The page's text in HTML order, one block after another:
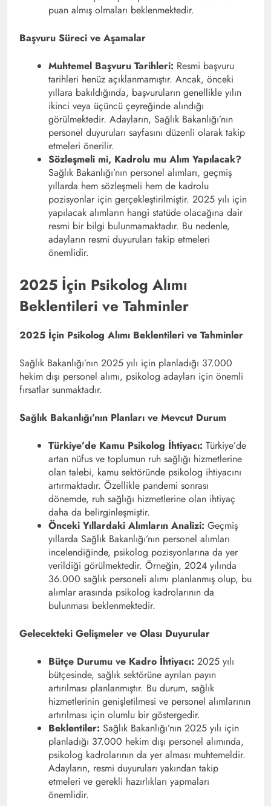
puan almış olmaları beklenmektedir.
Başvuru Süreci ve Aşamalar
Muhtemel Başvuru Tarihleri: Resmi başvuru
tarihleri henüz açıklanmamıştır. Ancak, önceki
yıllara bakıldığında, başvuruların genellikle yılın
ikinci veya üçüncü çeyreğinde alındığı
görülmektedir. Adayların, Sağlık Bakanlığı’nın
personel duyuruları sayfasını düzenli olarak takip
etmeleri önerilir.​
Sözleşmeli mi, Kadrolu mu Alım Yapılacak?
Sağlık Bakanlığı’nın personel alımları, geçmiş
yıllarda hem sözleşmeli hem de kadrolu
pozisyonlar için gerçekleştirilmiştir. 2025 yılı için
yapılacak alımların hangi statüde olacağına dair
resmi bir bilgi bulunmamaktadır. Bu nedenle,
adayların resmi duyuruları takip etmeleri
önemlidir.​
2025 İçin Psikolog Alımı
Beklentileri ve Tahminler
2025 İçin Psikolog Alımı Beklentileri ve Tahminler
Sağlık Bakanlığı’nın 2025 yılı için planladığı 37.000
hekim dışı personel alımı, psikolog adayları için önemli
fırsatlar sunmaktadır. ​
Sağlık Bakanlığı’nın Planları ve Mevcut Durum
Türkiye’de Kamu Psikolog İhtiyacı: Türkiye’de
artan nüfus ve toplumun ruh sağlığı hizmetlerine
olan talebi, kamu sektöründe psikolog ihtiyacını
artırmaktadır. Özellikle pandemi sonrası
dönemde, ruh sağlığı hizmetlerine olan ihtiyaç
daha da belirginleşmiştir.​
Önceki Yıllardaki Alımların Analizi: Geçmiş
yıllarda Sağlık Bakanlığı’nın personel alımları
incelendiğinde, psikolog pozisyonlarına da yer
verildiği görülmektedir. Örneğin, 2024 yılında
36.000 sağlık personeli alımı planlanmış olup, bu
alımlar arasında psikolog kadrolarının da
bulunması beklenmektedir. ​
Gelecekteki Gelişmeler ve Olası Duyurular
Bütçe Durumu ve Kadro İhtiyacı: 2025 yılı
bütçesinde, sağlık sektörüne ayrılan payın
artırılması planlanmıştır. Bu durum, sağlık
hizmetlerinin genişletilmesi ve personel alımlarının
artırılması için olumlu bir göstergedir. ​
Beklentiler: Sağlık Bakanlığı’nın 2025 yılı için
planladığı 37.000 hekim dışı personel alımında,
psikolog kadrolarının da yer alması muhtemeldir.
Adayların, resmi duyuruları yakından takip
etmeleri ve gerekli hazırlıkları yapmaları
önemlidir.